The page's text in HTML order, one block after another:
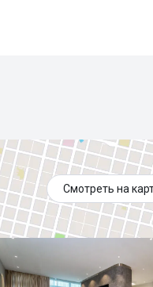
Смотреть на